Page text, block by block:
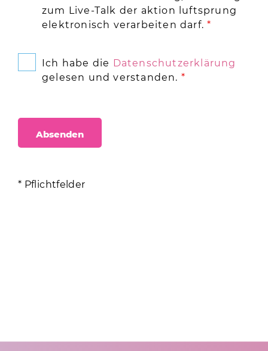
zum Live-Talk der aktion luftsprung
elektronisch verarbeiten darf.*
Ich habe die Datenschutzerklärung
gelesen und verstanden. *
* Pflichtfelder